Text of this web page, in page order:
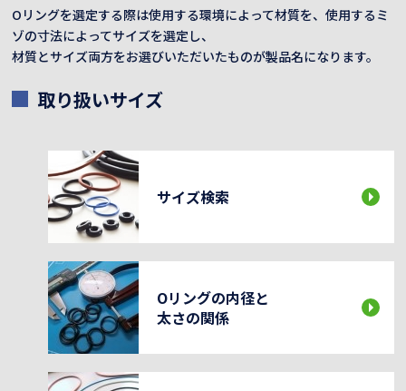
Oリングを選定する際は使用する環境によって材質を、使用するミ
ゾの寸法によってサイズを選定し、
材質とサイズ両方をお選びいただいたものが製品名になります。
取り扱いサイズ
サイズ検索
Oリングの内径と
太さの関係